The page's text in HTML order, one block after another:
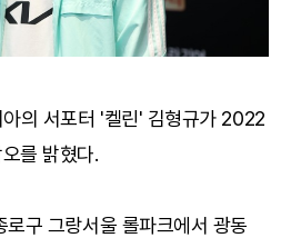
의 서포터 '켈린' 김형규가 2022
를 밝혔다.
로구 그랑서울 롤파크에서 광동